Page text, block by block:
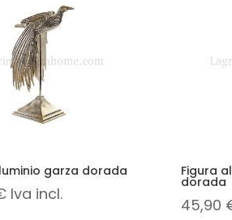
garza dorada
Iva incl.
Figura
dorada
45,90